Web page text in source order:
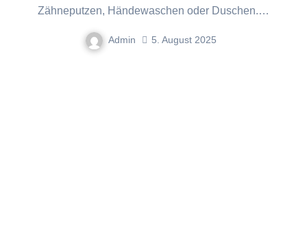
Zähneputzen, Händewaschen oder Duschen.…
Admin 5. August 2025